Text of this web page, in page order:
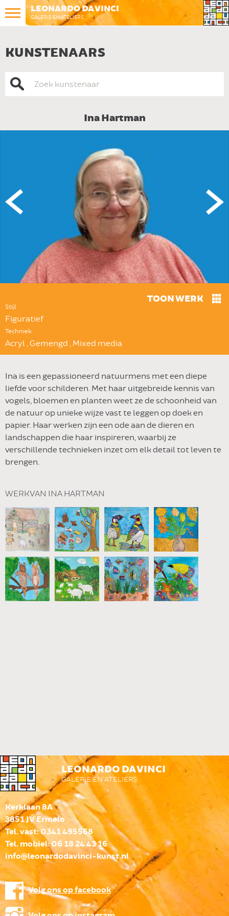
LEONARDO DA VINCI
GALERIE EN ATELIERS
KUNSTENAARS
Ina Hartman
TOON WERK
Stijl
Figuratief
Techniek
Acryl , Gemengd , Mixed media
Ina is een gepassioneerd natuurmens met een diepe
liefde voor schilderen. Met haar uitgebreide kennis van
vogels, bloemen en planten weet ze de schoonheid van
de natuur op unieke wijze vast te leggen op doek en
papier. Haar werken zijn een ode aan de dieren en
landschappen die haar inspireren, waarbij ze
verschillende technieken inzet om elk detail tot leven te
brengen.
WERK VAN INA HARTMAN
LEONARDO DA VINCI
GALERIE EN ATELIERS
Kerklaan 8A
3851 JV Ermelo
Tel. vast: 0341 495568
Tel. mobiel: 06 18 24 43 16
info@leonardodavinci-kunst.nl
Volg ons op facebook